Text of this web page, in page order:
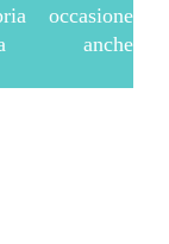
occasione